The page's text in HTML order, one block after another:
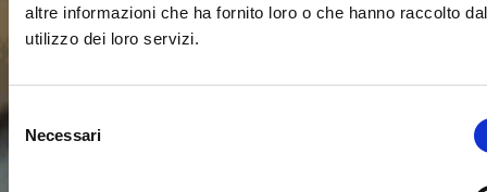
altre informazioni che ha fornito loro o che hanno raccolto
utilizzo dei loro servizi.
Selezione
delNecessari